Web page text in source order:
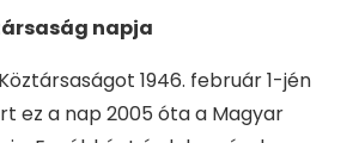
napja
1946. február 1-jén
ez a nap 2005 óta a Magyar